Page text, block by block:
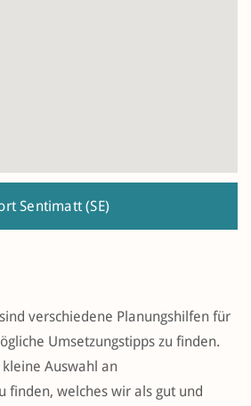
Sentimatt (SE)
verschiedene Planungshilfen für
Umsetzungstipps zu finden.
Auswahl an
finden, welches wir als gut und